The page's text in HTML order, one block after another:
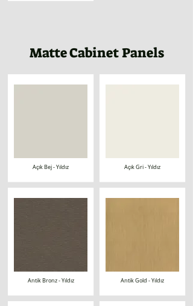
Matte Cabinet Panels
Açık Bej - Yıldız
Antik Bronz - Yıldız
Açık Gri - Yıldız
Antik Gold - Yıldız